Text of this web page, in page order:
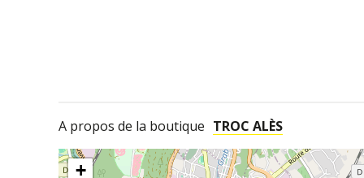
A propos de la boutique TROC ALÈS
+